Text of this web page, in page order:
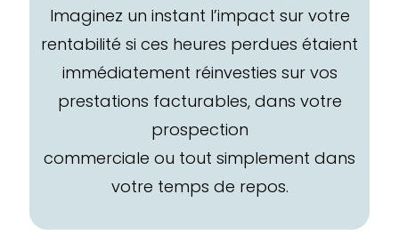
Imaginez un instant l’impact sur votre
rentabilité si ces heures perdues étaient
immédiatement réinvesties sur vos
prestations facturables, dans votre
prospection
commerciale ou tout simplement dans
votre temps de repos.